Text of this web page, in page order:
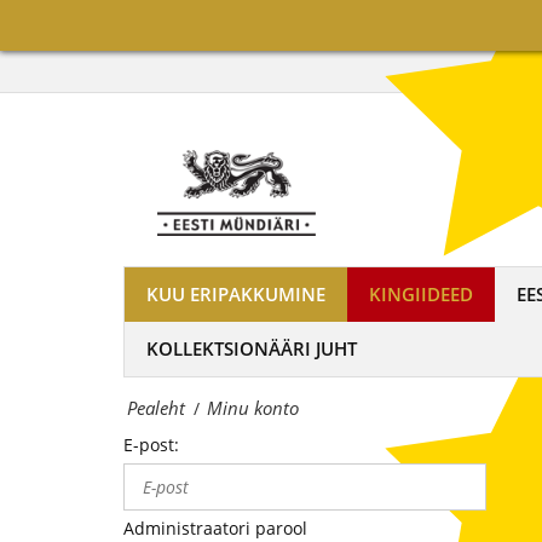
Eesti
Mündiäri
on
tuntumate
rahapajade
kollektsioonimüntide
ja
KUU ERIPAKKUMINE KINGIIDEED
KOLLEKTSIONÄÄRI JUHT
Pealeht / Minu konto
E-post:
Administraatori parool
rahapajade
kollektsioonimüntide
medalite
Eestis